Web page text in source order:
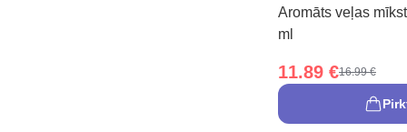
Aromāts veļas
ml
11.89 €16.99 €